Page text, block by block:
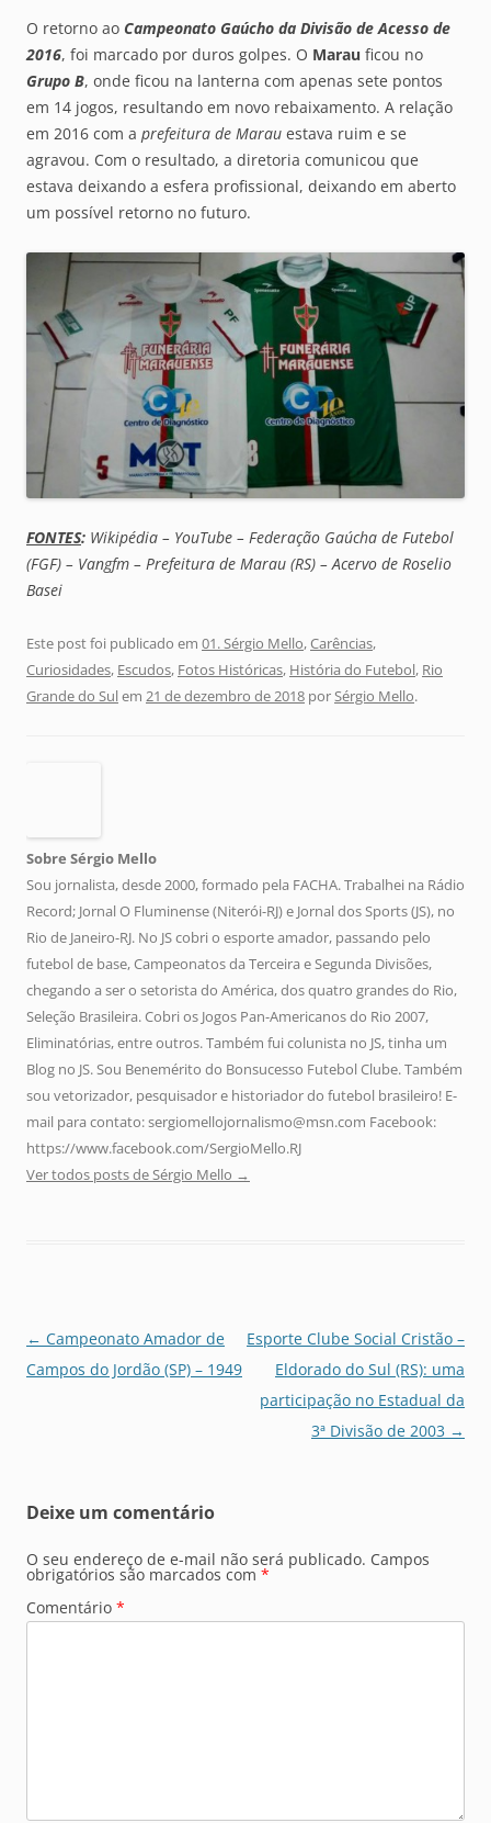
O retorno ao Campeonato Gaúcho da Divisão de Acesso de
2016, foi marcado por duros golpes. O Marau ficou no
Grupo B, onde ficou na lanterna com apenas sete pontos
em 14 jogos, resultando em novo rebaixamento. A relação
em 2016 com a prefeitura de Marau estava ruim e se
agravou. Com o resultado, a diretoria comunicou que
estava deixando a esfera profissional, deixando em aberto
um possível retorno no futuro.
FONTES: Wikipédia – YouTube – Federação Gaúcha de Futebol
(FGF) – Vangfm – Prefeitura de Marau (RS) – Acervo de Roselio
Basei
Este post foi publicado em 01. Sérgio Mello,Carências,
Curiosidades, Escudos, Fotos Históricas, História do Futebol, Rio
Grande do Sulem 21 de dezembro de 2018 porSérgio Mello.
Sobre Sérgio Mello
Sou jornalista, desde 2000, formado pela FACHA. Trabalhei na Rádio
Record; Jornal O Fluminense (Niterói-RJ) e Jornal dos Sports (JS), no
Rio de Janeiro-RJ. No JS cobri o esporte amador, passando pelo
futebol de base, Campeonatos da Terceira e Segunda Divisões,
chegando a ser o setorista do América, dos quatro grandes do Rio,
Seleção Brasileira. Cobri os Jogos Pan-Americanos do Rio 2007,
Eliminatórias, entre outros. Também fui colunista no JS, tinha um
Blog no JS. Sou Benemérito do Bonsucesso Futebol Clube. Também
sou vetorizador, pesquisador e historiador do futebol brasileiro! E-
mail para contato: sergiomellojornalismo@msn.com Facebook:
https://www.facebook.com/SergioMello.RJ
Ver todos posts de Sérgio Mello →
Navegação
de
← Campeonato Amador de
Campos do Jordão (SP) – 1949
Esporte Clube Social Cristão –
Eldorado do Sul (RS): uma
participação no Estadual da
3ª Divisão de 2003 →
Deixe um comentário
O seu endereço de e-mail não será publicado. Campos
obrigatórios são marcados com *
Comentário *